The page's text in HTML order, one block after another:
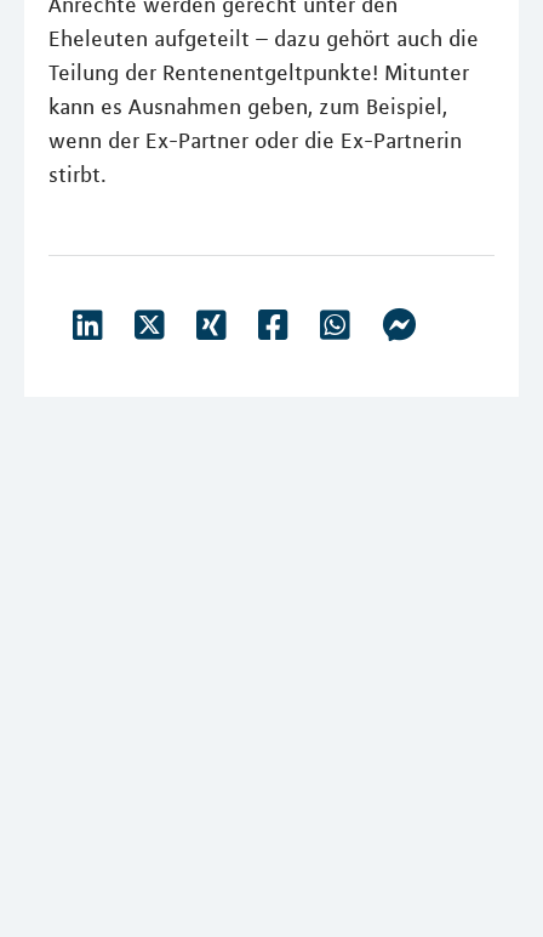
Eheleuten aufgeteilt – dazu gehört auch die
Teilung der Rentenentgeltpunkte! Mitunter
kann es Ausnahmen geben, zum Beispiel,
wenn der Ex-Partner oder die Ex-Partnerin
stirbt.